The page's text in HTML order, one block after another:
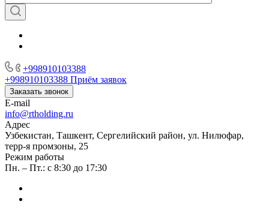
+998910103388
+998910103388 Приём заявок
Заказать звонок
E-mail
info@rtholding.ru
Адрес
Узбекистан, Ташкент, Сергелийский район, ул. Нилюфар,
терр-я промзоны, 25
Режим работы
Пн. – Пт.: с 8:30 до 17:30